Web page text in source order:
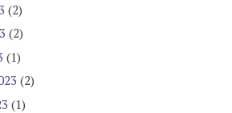
(2)
(2)
(1)
(2)
(1)